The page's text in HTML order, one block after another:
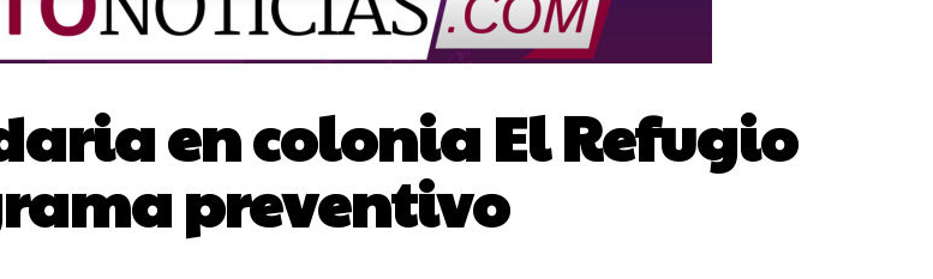
en colonia El Refugio
preventivo